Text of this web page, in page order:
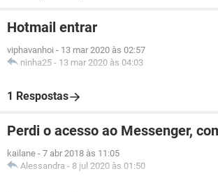
Hotmail entrar
viphavanhoi - 13 mar 2020 às 02:57
ninha25 - 13 mar 2020 às 04:03
1 Respostas
Perdi o acesso ao Messenger,
kailane - 7 abr 2018 às 11:05
Alessandra - 8 jul 2020 às 01:50